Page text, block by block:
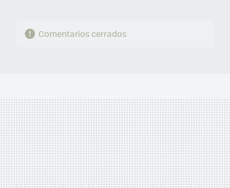
Comentarios cerrados